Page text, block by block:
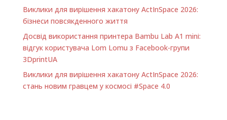
Виклики для вирішення хакатону ActInSpace 2026:
бізнеси повсякденного життя
Досвід використання принтера Bambu Lab A1 minі:
відгук користувача Lom Lomu з Facebook-групи
3DprintUA
Виклики для вирішення хакатону ActInSpace 2026:
стань новим гравцем у космосі #Space 4.0